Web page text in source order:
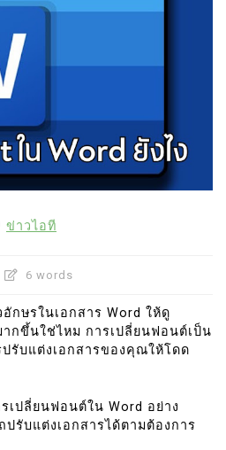
ข่าวไอที
6 words
กษรในเอกสาร Word ให้ดู
กขึ้นใช่ไหม การเปลี่ยนฟอนต์เป็น
รับแต่งเอกสารของคุณให้โดด
เปลี่ยนฟอนต์ใน Word อย่าง
รับแต่งเอกสารได้ตามต้องการ